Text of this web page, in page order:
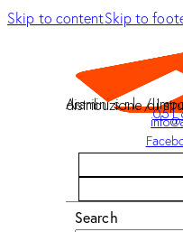
Skip to contentSkip to
Aramini s.r.l. / Importazione e051
Search